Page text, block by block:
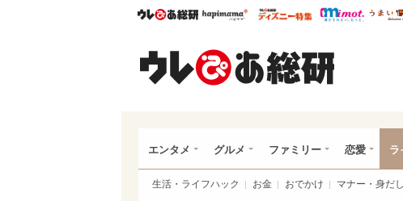
ウレぴあ総研ハピママ* ウレぴあ総研
エンタメ グルメ ファミリー 恋愛 ラ
生活・ライフハック お金 おでかけ マナー・身だ